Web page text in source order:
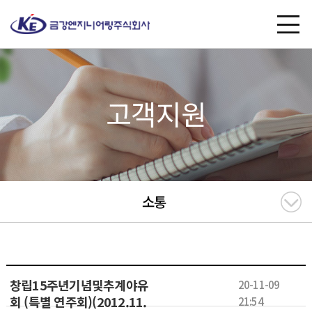
고객지원
소통
창립15주년기념및추계야유
회 (특별 연주회)(2012.11.
20-11-09
21:54